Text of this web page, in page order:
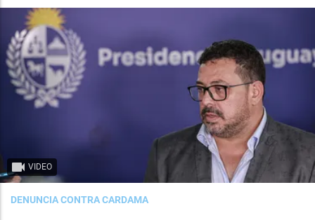
VIDEO
DENUNCIA CONTRA CARDAMA